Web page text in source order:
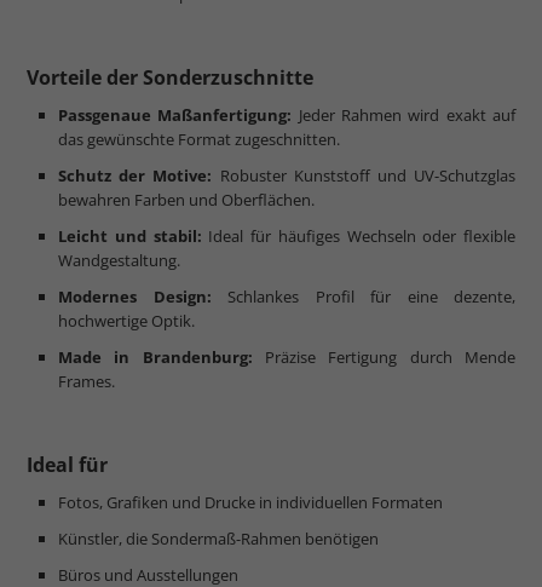
Vorteile der Sonderzuschnitte
Passgenaue Maßanfertigung: Jeder Rahmen wird exakt auf
das gewünschte Format zugeschnitten.
Schutz der Motive: Robuster Kunststoff und UV-Schutzglas
bewahren Farben und Oberflächen.
Leicht und stabil: Ideal für häufiges Wechseln oder flexible
Wandgestaltung.
Modernes Design: Schlankes Profil für eine dezente,
hochwertige Optik.
Made in Brandenburg: Präzise Fertigung durch Mende
Frames.
Ideal für
Fotos, Grafiken und Drucke in individuellen Formaten
Künstler, die Sondermaß-Rahmen benötigen
Büros und Ausstellungen